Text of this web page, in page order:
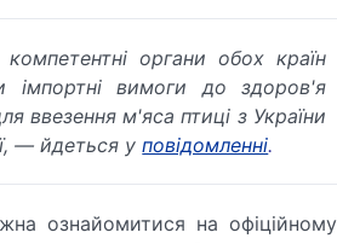
органи обох країн
імпортні вимоги до здоров'я
ввезення м'яса птиці з України
— йдеться уповідомленні.
ознайомитися на офіційному